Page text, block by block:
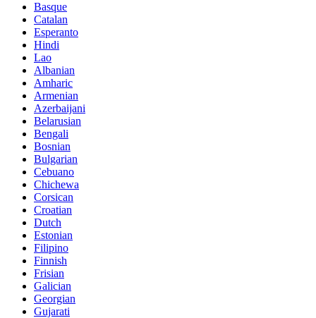
Basque
Catalan
Esperanto
Hindi
Lao
Albanian
Amharic
Armenian
Azerbaijani
Belarusian
Bengali
Bosnian
Bulgarian
Cebuano
Chichewa
Corsican
Croatian
Dutch
Estonian
Filipino
Finnish
Frisian
Galician
Georgian
Gujarati